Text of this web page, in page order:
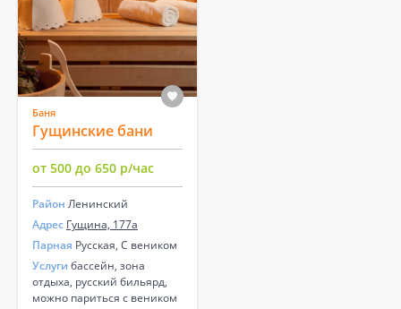
Баня
Гущинские бани
от 500 до 650 р/час
Район Ленинский
Адрес Гущина, 177а
Парная Русская, С веником
Услуги бассейн, зона
отдыха, русский бильярд,
можно париться с веником